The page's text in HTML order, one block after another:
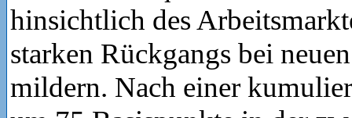
hinsichtlich des
starken Rückgangs bei
mildern. Nach einer